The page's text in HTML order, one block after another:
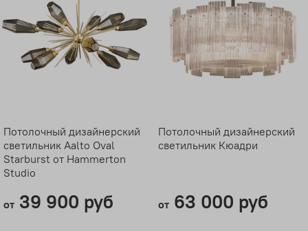
Потолочный дизайнерский
светильник Aalto Oval
Starburst от Hammerton
Studio
от39 900 руб
Потолочный дизайнерский
светильник Кюадри
от63 000 руб